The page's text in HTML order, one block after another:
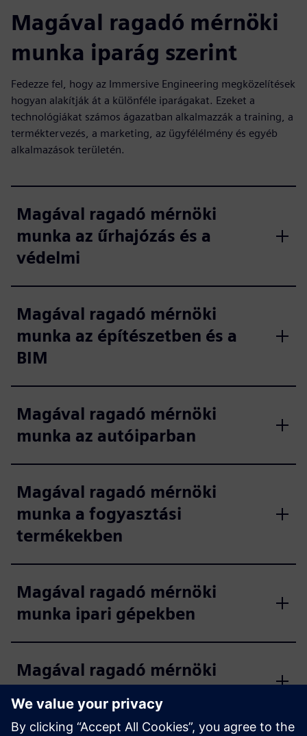
Magával ragadó mérnöki
munka iparág szerint
Fedezze fel, hogy az Immersive Engineering megközelítések
hogyan alakítják át a különféle iparágakat. Ezeket a
technológiákat számos ágazatban alkalmazzák a training, a
terméktervezés, a marketing, az ügyfélélmény és egyéb
alkalmazások területén.
Magával ragadó mérnöki
munka az űrhajózás és a
védelmi
Magával ragadó mérnöki
munka az építészetben és a
BIM
Magával ragadó mérnöki
munka az autóiparban
Magával ragadó mérnöki
munka a fogyasztási
termékekben
Magával ragadó mérnöki
munka ipari gépekben
Magával ragadó mérnöki